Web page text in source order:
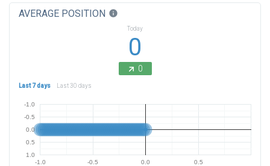
AVERAGE POSITION info
Today
0
0
Last 7 days Last 30 days
-1.0 -0.5 0.0 0.5
-1.0
-0.5
0.0
0.5
1.0